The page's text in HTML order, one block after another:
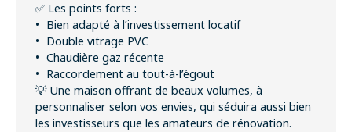
✅ Les points forts :
Bien adapté à l’investissement locatif
Double vitrage PVC
Chaudière gaz récente
Raccordement au tout-à-l’égout
💡 Une maison offrant de beaux volumes, à
personnaliser selon vos envies, qui séduira aussi bien
les investisseurs que les amateurs de rénovation.